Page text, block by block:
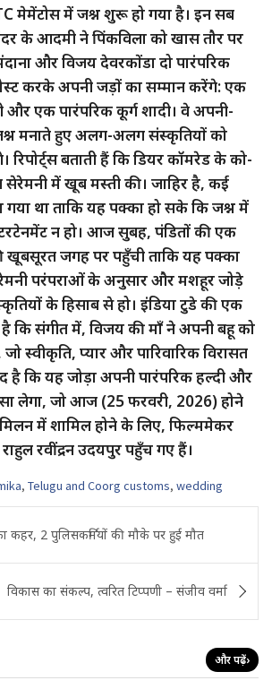
मेमेंटोस में जश्न शुरू हो गया है। इन सब
के आदमी ने पिंकविला को खास तौर पर
और विजय देवरकोंडा दो पारंपरिक
करके अपनी जड़ों का सम्मान करेंगे: एक
और एक पारंपरिक कूर्ग शादी। वे अपनी-
मनाते हुए अलग-अलग संस्कृतियों को
रिपोर्ट्स बताती हैं कि डियर कॉमरेड के को-
सेरेमनी में खूब मस्ती की। जाहिर है, कई
गया था ताकि यह पक्का हो सके कि जश्न में
न हो। आज सुबह, पंडितों की एक
खूबसूरत जगह पर पहुँची ताकि यह पक्का
परंपराओं के अनुसार और मशहूर जोड़े
के हिसाब से हो। इंडिया टुडे की एक
है कि संगीत में, विजय की माँ ने अपनी बहू को
स्वीकृति, प्यार और पारिवारिक विरासत
है कि यह जोड़ा अपनी पारंपरिक हल्दी और
लेगा, जो आज (25 फरवरी, 2026) होने
में शामिल होने के लिए, फिल्ममेकर
रवींद्रन उदयपुर पहुँच गए हैं।
, Telugu and Coorg customs, wedding
कहर, 2 पुलिसकर्मियों की मौके पर हुई मौत
विकास का संकल्प, त्वरित टिप्पणी – संजीव वर्मा
और पढ़ें›